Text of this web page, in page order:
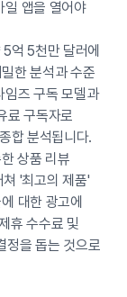
일 앱을 열어야
억 5천만 달러에
한 분석과 수준
임즈 구독 모델과
료 구독자로
합 분석됩니다.
상품 리뷰
'최고의 제품'
대한 광고에
휴 수수료 및
정을 돕는 것으로